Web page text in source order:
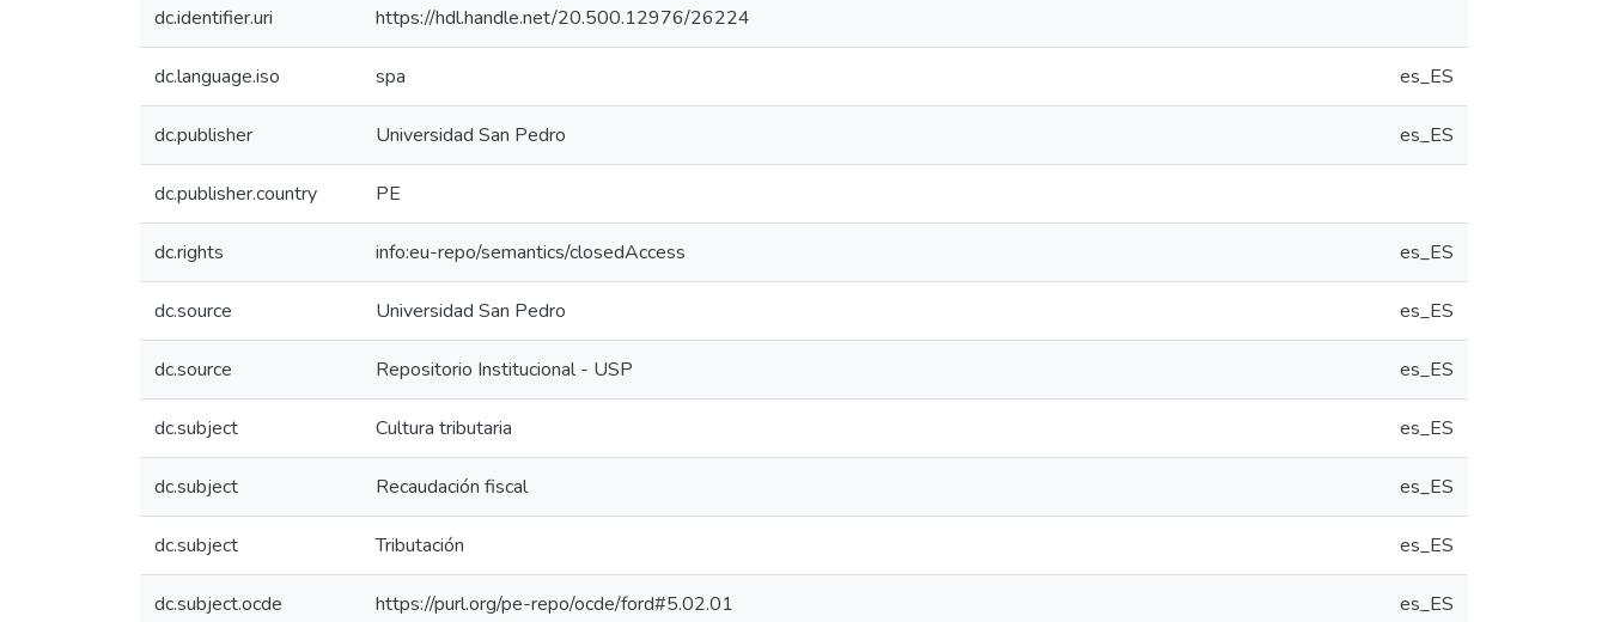
dc.identifier.uri https://hdl.handle.net/20.500.12976/26224
dc.language.iso spa es_ES
dc.publisher Universidad San Pedro es_ES
dc.publisher.country PE
dc.rights info:eu-repo/semantics/closedAccess es_ES
dc.source Universidad San Pedro es_ES
dc.source Repositorio Institucional - USP es_ES
dc.subject Cultura tributaria es_ES
dc.subject Recaudación fiscal es_ES
dc.subject Tributación es_ES
dc.subject.ocde https://purl.org/pe-repo/ocde/ford#5.02.01 es_ES